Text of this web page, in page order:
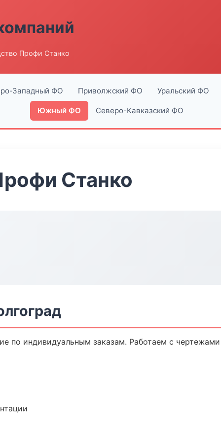
Профи Станко
Западный ФО Приволжский ФО Уральский ФО
Южный ФО Северо-Кавказский ФО
Станко
по индивидуальным заказам. Работаем с